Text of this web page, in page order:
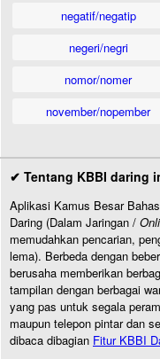
negatif/negatip
negeri/negri
nomor/nomer
november/nopember
✔ Tentang KBBI daring
Aplikasi Kamus Besar
Daring (Dalam Jaringan /
memudahkan pencarian,
lema). Berbeda dengan
berusaha memberikan
tampilan dengan berbagai
yang pas untuk segala
maupun telepon pintar dan
dibaca dibagian Fitur KBBI